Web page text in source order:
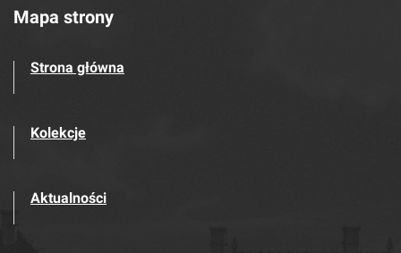
Mapa strony
Strona główna
Kolekcje
Aktualności